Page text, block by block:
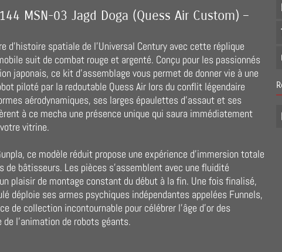
MSN-03 Jagd Doga (Quess Air Custom) –
d'histoire spatiale de l'Universal Century avec cette réplique
suit de combat rouge et argenté. Conçu pour les passionnés
japonais, ce kit d'assemblage vous permet de donner vie à une
piloté par la redoutable Quess Air lors du conflit légendaire
aérodynamiques, ses larges épaulettes d'assaut et ses
à ce mecha une présence unique qui saura immédiatement
vitrine.
ce modèle réduit propose une expérience d'immersion totale
de bâtisseurs. Les pièces s'assemblent avec une fluidité
plaisir de montage constant du début à la fin. Une fois finalisé,
déploie ses armes psychiques indépendantes appelées Funnels,
de collection incontournable pour célébrer l'âge d'or des
l'animation de robots géants.